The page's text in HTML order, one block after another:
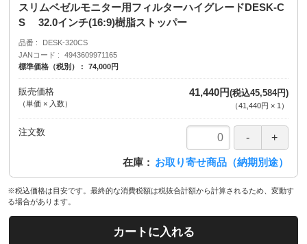
スリムベゼルモニター用フィルターハイグレードDESK-C
S 32.0インチ(16:9)樹脂ストッパー
品番
DESK-320CS
JANコード
4943609971165
標準価格（税別）
74,000円
販売価格
（単価 × 入数）
41,440円(税込45,584円)
（41,440円 × 1）
注文数
在庫 お取り寄せ商品（納期別途）
※税込価格は目安です。最終的な消費税額は税抜合計額から計算されるため、変動す
る場合があります。
カートに入れる